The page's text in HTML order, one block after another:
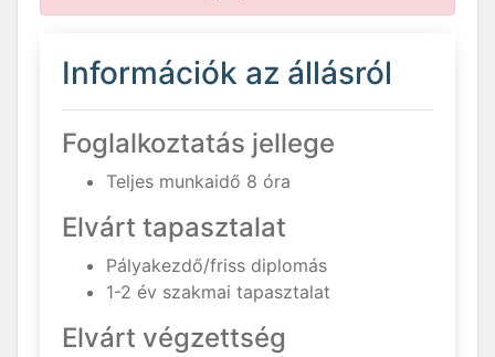
Információk az állásról
Foglalkoztatás jellege
Teljes munkaidő 8 óra
Elvárt tapasztalat
Pályakezdő/friss diplomás
1-2 év szakmai tapasztalat
Elvárt végzettség